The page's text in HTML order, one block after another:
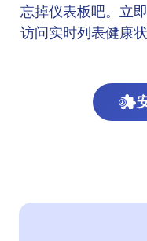
忘掉仪表板吧。立
访问实时列表健康